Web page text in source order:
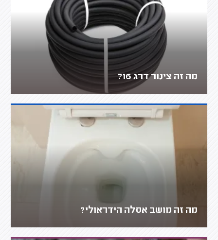
מה זה צינור דרג 16?
מה זה מושב אסלה הידראולי?